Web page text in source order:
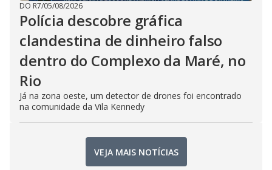
DO R7/05/08/2026
Polícia descobre gráfica
clandestina de dinheiro falso
dentro do Complexo da Maré, no
Rio
Já na zona oeste, um detector de drones foi encontrado
na comunidade da Vila Kennedy
VEJA MAIS NOTÍCIAS